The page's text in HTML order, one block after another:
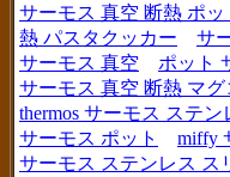
サーモス 真空 断熱 ポ
熱 パスタクッカー
サ
サーモス 真空
ポット
サーモス 真空 断熱 マ
thermos サーモス ステ
サーモス ポット
miffy
サーモス ステンレス ス